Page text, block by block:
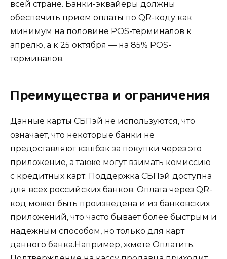
всей стране. Банки-эквайеры должны
обеспечить прием оплаты по QR-коду как
минимум на половине POS-терминалов к
апрелю, а к 25 октября — на 85% POS-
терминалов.
Преимущества и ограничения
Данные карты СБПэй не используются, что
означает, что некоторые банки не
предоставляют кэшбэк за покупки через это
приложение, а также могут взимать комиссию
с кредитных карт. Поддержка СБПэй доступна
для всех российских банков. Оплата через QR-
код может быть произведена и из банковских
приложений, что часто бывает более быстрым и
надежным способом, но только для карт
данного банка.Например, жмете Оплатить.